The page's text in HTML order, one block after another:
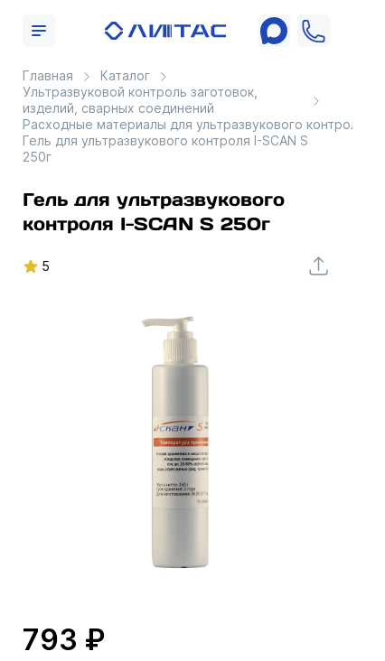
Главная
Каталог
Ультразвуковой контроль заготовок,
изделий, сварных соединений
Расходные материалы для ультразвукового контроля
Гель для ультразвукового контроля I-SCAN S
250г
Гель для ультразвукового
контроля I-SCAN S 250г
5
793 ₽